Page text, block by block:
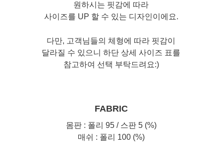
원하시는 핏감에 따라
사이즈를 UP 할 수 있는 디자인이에요.
다만, 고객님들의 체형에 따라 핏감이
달라질 수 있으니 하단 상세 사이즈 표를
참고하여 선택 부탁드려요:)
FABRIC
몸판 : 폴리 95 / 스판 5 (%)
매쉬 : 폴리 100 (%)